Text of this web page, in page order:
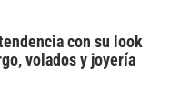
con su look
volados y joyería